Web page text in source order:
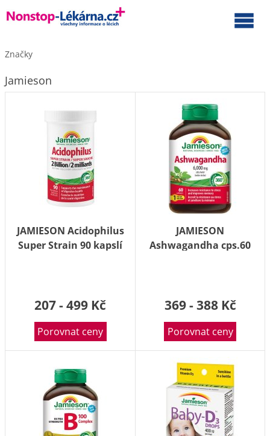
Značky
Jamieson
JAMIESON Acidophilus
Super Strain 90 kapslí
207 - 499 Kč
Porovnat ceny
JAMIESON
Ashwagandha cps.60
369 - 388 Kč
Porovnat ceny